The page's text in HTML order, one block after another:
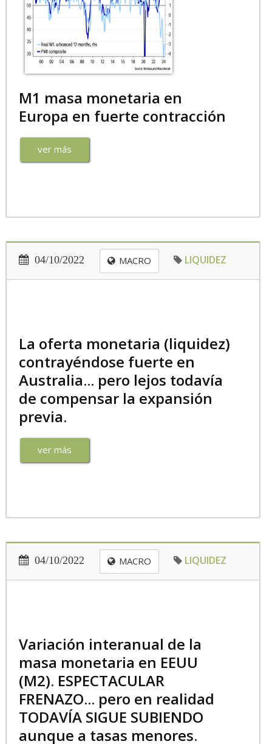
M1 masa monetaria en
Europa en fuerte contracción
ver más
04/10/2022 MACRO LIQUIDEZ
La oferta monetaria (liquidez)
contrayéndose fuerte en
Australia... pero lejos todavía
de compensar la expansión
previa.
ver más
04/10/2022 MACRO LIQUIDEZ
Variación interanual de la
masa monetaria en EEUU
(M2). ESPECTACULAR
FRENAZO... pero en realidad
TODAVÍA SIGUE SUBIENDO
aunque a tasas menores.